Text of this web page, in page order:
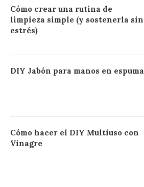
Cómo crear una rutina de
limpieza simple (y sostenerla sin
estrés)
DIY Jabón para manos en espuma
Cómo hacer el DIY Multiuso con
Vinagre